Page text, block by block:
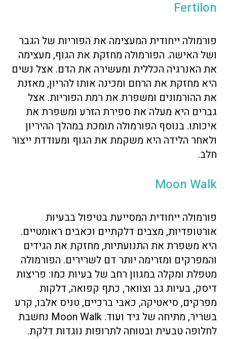
Fertilon
פורמולה ייחודית המעצימה את הפוריות של הגבר
ושל האישה. הפורמולה מחזקת את הגוף, מעצימה
את האנרגיה הכללית ומעשירה את הדם. אצל נשים
היא מחזקת את הרחם ומכינה אותו להריון, מאזנת
את ההורמונים ומשפרת את רמת הפוריות. אצל
גברים היא מעלה את ספירת הזרע ומשפרת את
איכותו. בנוסף הפורמולה תומכת במהלך ההיריון
ולאחר הלידה היא משקמת את הגוף ומעודדת ייצור
חלב.
Moon Walk
פורמולה ייחודית המסייעת בטיפול בבעיות
אורטופדיות, מצבים דלקתיים וכאבים ראומטיים.
היא משפרת את התנועתיות, מחזקת את הגידים
והמפרקים ומזרימה יותר דם לשרירים. הפורמולה
מטפלת ומקלה במגוון רחב של בעיות כמו: פריצות
דיסק, בעיות גב וצוואר, כתף קפואה, דלקות
מפרקים, סיאטיקה, כאבי ברכיים, טניס אלבו, קרע
בשריר, מתיחה של גיד ועוד. Moon Walk נחשבת
לחלופה טבעית ובטוחה לתרופות נוגדות דלקת.